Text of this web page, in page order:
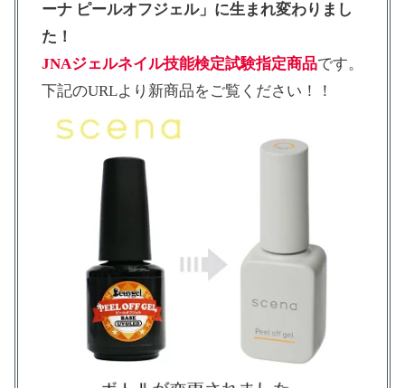
ーナ ピールオフジェル」に生まれ変わりまし
た！
JNAジェルネイル技能検定試験指定商品です。
下記のURLより新商品をご覧ください！！